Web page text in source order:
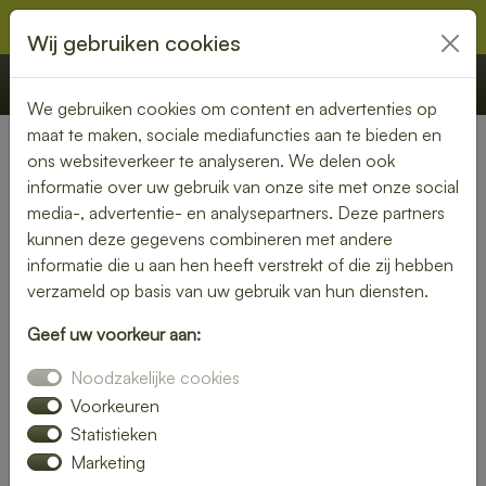
€ 0,00 Offerte Bestellen
Nederland» Zuidvelde
Verse lunch laten bezorgen in
Zuidvelde – geniet zonder
zorgen
bezorgservice in Zuidvelde. Van knapperige broodjes tot
kleurrijke salades – wij bezorgen jouw favoriete
lunchgerechten precies wanneer jij het nodig hebt. Ideaal
voor thuis, op kantoor of tijdens een vergadering.
Wij gebruiken cookies
We gebruiken cookies om content en advertenties op
maat te maken, sociale mediafuncties aan te bieden en
ons websiteverkeer te analyseren. We delen ook
informatie over uw gebruik van onze site met onze social
media-, advertentie- en analysepartners. Deze partners
kunnen deze gegevens combineren met andere
informatie die u aan hen heeft verstrekt of die zij hebben
verzameld op basis van uw gebruik van hun diensten.
Geef uw voorkeur aan:
Noodzakelijke cookies
Voorkeuren
Statistieken
Marketing